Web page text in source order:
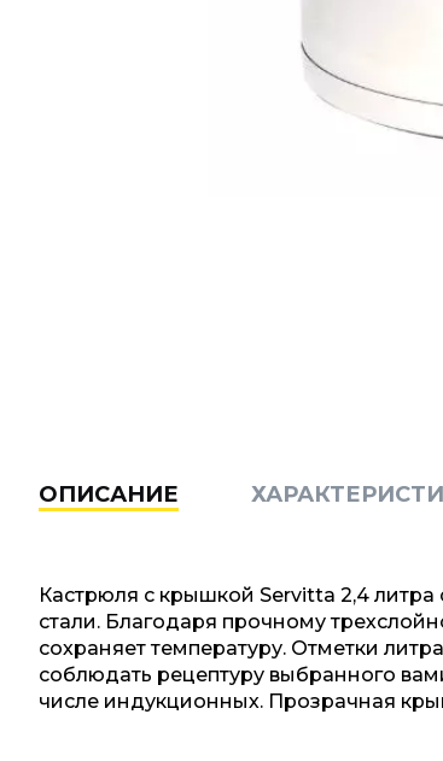
ОПИСАНИЕ
Кастрюля с крышкой Servitta 2,4
стали. Благодаря прочному
сохраняет температуру. Отметки
соблюдать рецептуру выбранного
числе индукционных. Прозрачная